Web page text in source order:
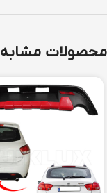
محصولات مشابه